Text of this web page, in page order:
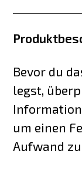
Bevor du
legst,
um einen
Aufwand